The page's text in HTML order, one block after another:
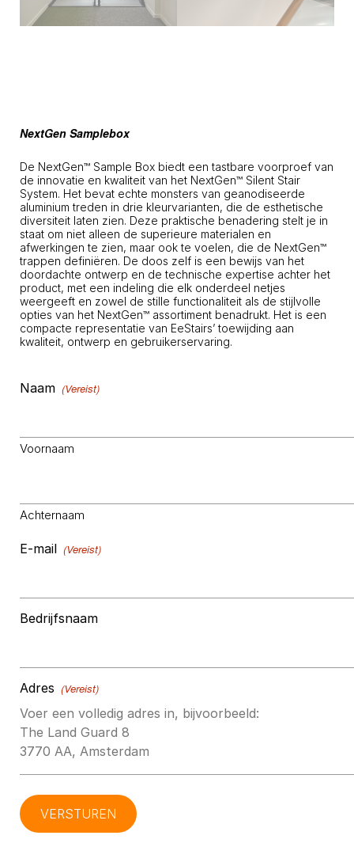
NextGen Samplebox
De NextGen™ Sample Box biedt een tastbare voorproef van
de innovatie en kwaliteit van het NextGen™ Silent Stair
System. Het bevat echte monsters van geanodiseerde
aluminium treden in drie kleurvarianten, die de esthetische
diversiteit laten zien. Deze praktische benadering stelt je in
staat om niet alleen de superieure materialen en
afwerkingen te zien, maar ook te voelen, die de NextGen™
trappen definiëren. De doos zelf is een bewijs van het
doordachte ontwerp en de technische expertise achter het
product, met een indeling die elk onderdeel netjes
weergeeft en zowel de stille functionaliteit als de stijlvolle
opties van het NextGen™ assortiment benadrukt. Het is een
compacte representatie van EeStairs’ toewijding aan
kwaliteit, ontwerp en gebruikerservaring.
Naam (Vereist)
Voornaam
Achternaam
E-mail (Vereist)
Bedrijfsnaam
Adres (Vereist)